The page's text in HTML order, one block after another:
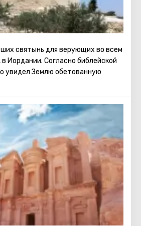
святынь для верующих во всем
Иордании. Согласно библейской
увидел Землю обетованную
же закончил свои земные дни.
Сюда приезжают самые
– почувствовать святость
Библией. Кто-то –
Небо остается сакральным
храм и установлена скульптура,
Моисеевом и Божьем величии.
символ образуют мемориал,
Кроме того, на горе расположен
возраст, доподлинно
легенде, не меньше тысячи.